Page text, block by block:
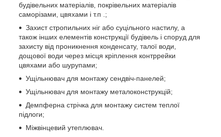
будівельних матеріалів, покрівельних матеріалів
саморізами, цвяхами і т.п .;
Захист стропильних ніг або суцільного настилу, а
також інших елементів конструкції будівель і споруд для
захисту від проникнення конденсату, талої води,
дощової води через місця кріплення контррейки
цвяхами або шурупами;
Ущільнювач для монтажу сендвіч-панелей;
Ущільнювач для монтажу металоконструкцій;
Демпферна стрічка для монтажу систем теплої
підлоги;
Міжвінцевий утеплювач.